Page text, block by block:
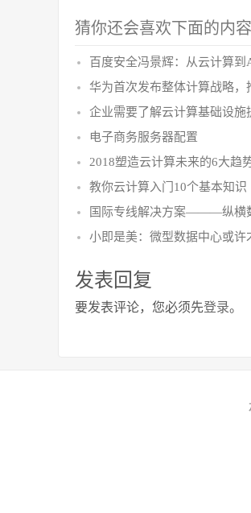
猜你还会喜欢下面的内容
百度安全冯景辉：从云计算到
华为首次发布整体计算战略
企业需要了解云计算基础设施
电子商务服务器配置
2018塑造云计算未来的6大趋
教你云计算入门10个基本知识
国际专线解决方案———纵横
小即是美：微型数据中心或许
发表回复
要发表评论，您必须先登录。